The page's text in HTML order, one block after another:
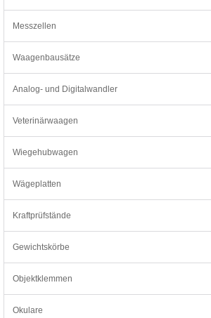
Messzellen
Waagenbausätze
Analog- und Digitalwandler
Veterinärwaagen
Wiegehubwagen
Wägeplatten
Kraftprüfstände
Gewichtskörbe
Objektklemmen
Okulare